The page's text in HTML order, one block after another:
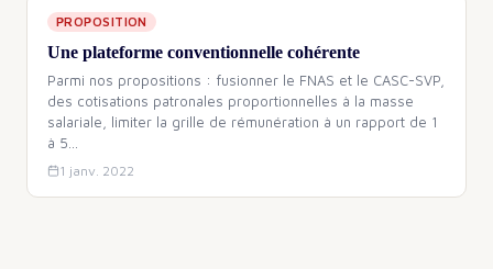
PROPOSITION
Une plateforme conventionnelle cohérente
Parmi nos propositions : fusionner le FNAS et le CASC-SVP,
des cotisations patronales proportionnelles à la masse
salariale, limiter la grille de rémunération à un rapport de 1
à 5
1 janv. 2022